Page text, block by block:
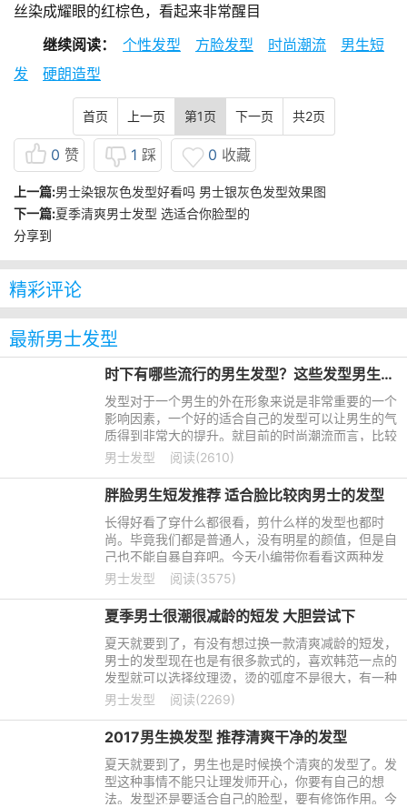
丝染成耀眼的红棕色，看起来非常醒目
继续阅读：
个性发型 方脸发型 时尚潮流
男生短
发
硬朗造型
首页 上一页 第1页 下一页 共2页
0 赞 1 踩 0 收藏
上一篇:男士染银灰色发型好看吗 男士银灰色发型效果图
下一篇:夏季清爽男士发型 选适合你脸型的
分享到
精彩评论
最新男士发型
时下有哪些流行的男生发型？这些发型男生都可以尝试一下
发型对于一个男生的外在形象来说是非常重要的一个
影响因素，一个好的适合自己的发型可以让男生的气
质得到非常大的提升。就目前的时尚潮流而言，比较
流行一点的男生发型主要有以下几个。
男士发型 阅读(2610)
胖脸男生短发推荐 适合脸比较肉男士的发型
长得好看了穿什么都很看，剪什么样的发型也都时
尚。毕竟我们都是普通人，没有明星的颜值，但是自
己也不能自暴自弃吧。今天小编带你看看这两种发
型，适合脸比较肉一点的男士，看看你喜不喜欢。
男士发型 阅读(3575)
夏季男士很潮很减龄的短发 大胆尝试下
夏天就要到了，有没有想过换一款清爽减龄的短发，
男士的发型现在也是有很多款式的，喜欢韩范一点的
发型就可以选择纹理烫，烫的弧度不是很大，有一种
含蓄的时尚感。这个夏天，一起潮起来吧。
男士发型 阅读(2269)
2017男生换发型 推荐清爽干净的发型
夏天就要到了，男生也是时候换个清爽的发型了。发
型这种事情不能只让理发师开心，你要有自己的想
法。发型还是要适合自己的脸型，要有修饰作用。今